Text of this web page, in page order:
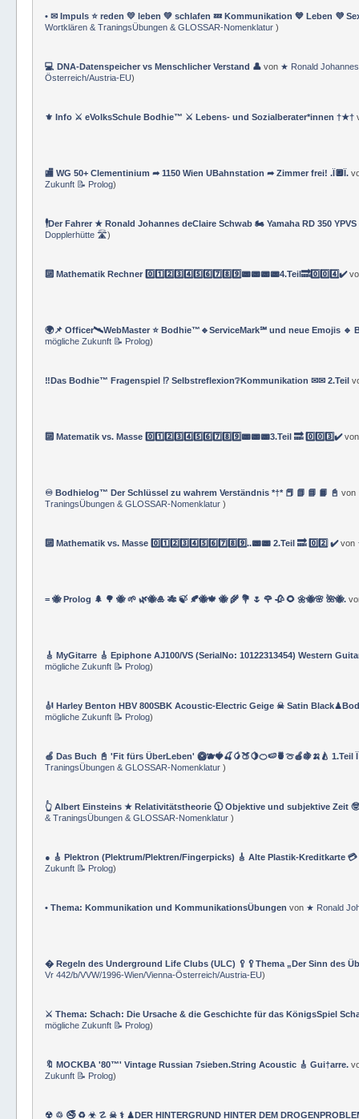
• ✉ Impuls ⭐️ reden 💛 leben 💚 schlafen 💤 Kommunikation 💙 Leben 💜
Wortklären & TraningsÜbungen & GLOSSAR-Nomenklatur)
💻 DNA-Datenspeicher vs Menschlicher Verstand 👤 von ★ Ronald
Österreich/Austria-EU)
⚜ Info ⚔ eVolksSchule Bodhie™ ⚔ Lebens- und Sozialberater*innen †★†
🏬 WG 50+ Clementinium ➦ 1150 Wien UBahnstation ➦ Zimmer frei! .Ï🔲Ï.
Zukunft 📝 Prolog)
🕴Der Fahrer ★ Ronald Johannes deClaire Schwab 🏍️ Yamaha RD 350
Dopplerhütte 🛣)
🔟 Mathematik Rechner 0️⃣1️⃣2️⃣3️⃣4️⃣5️⃣6️⃣7️⃣8️⃣9️⃣📟📟📟📟4.Teil🔜0️⃣0️⃣4️⃣✔️
🌍📌 Officer🛰WebMaster ⭐️ Bodhie™🔹ServiceMark℠ und neue Emojis 🔹
mögliche Zukunft 📝 Prolog)
‼️Das Bodhie™ Fragenspiel ⁉️ Selbstreflexion❔Kommunikation ✉✉ 2.Teil
🔟 Matematik vs. Masse 0️⃣1️⃣2️⃣3️⃣4️⃣5️⃣6️⃣7️⃣8️⃣9️⃣📟📟📟3.Teil 🔜 0️⃣0️⃣3️⃣✔️
♾️ Bodhielog™ Der Schlüssel zu wahrem Verständnis *†* 📕 📗 📘 📙 📓von
TraningsÜbungen & GLOSSAR-Nomenklatur)
🔟 Mathematik vs. Masse 0️⃣1️⃣2️⃣3️⃣4️⃣5️⃣6️⃣7️⃣8️⃣9️⃣..📟📟 2.Teil 🔜 0️⃣2️⃣ ✔️von
= 🐝 Prolog 🌲 🌳 🐝 🌱 🌿🐝🎍 🎋 🍃 🍂🐝🍁 🐝 🌾 💐 🌷 🌹 🥀 🌻 🌼🐝🌸 🌺🐝.
🎸 MyGitarre 🎸 Epiphone AJ100/VS (SerialNo: 10122313454) Western
mögliche Zukunft 📝 Prolog)
🎻 Harley Benton HBV 800SBK Acoustic-Electric Geige ☠ Satin
mögliche Zukunft 📝 Prolog)
🍏 Das Buch 📓 'Fit fürs ÜberLeben' 🥝🫐🍓🍒🥭🍑🍋🍊🍉🍍🍈🍎🍇🍌🍐 1.Teil
TraningsÜbungen & GLOSSAR-Nomenklatur)
👆 Albert Einsteins ★ Relativitätstheorie 🕦 Objektive und subjektive Zeit
& TraningsÜbungen & GLOSSAR-Nomenklatur)
● 🎸 Plektron (Plektrum/Plektren/Fingerpicks) 🎸 Alte Plastik-Kreditkarte
Zukunft 📝 Prolog)
• Thema: Kommunikation und KommunikationsÜbungen von ★ Ronald
� Regeln des Underground Life Clubs (ULC) 🥄🥄Thema „Der Sinn des
Vr 442/b/VVW/1996-Wien/Vienna-Österreich/Austria-EU)
⚔ Thema: Schach: Die Ursache & die Geschichte für das KönigsSpiel
mögliche Zukunft 📝 Prolog)
🔖 MOCKBA '80™' Vintage Russian 7sieben.String Acoustic 🎸 Gui†arre.
Zukunft 📝 Prolog)
☢ ♲ 🚭 ♻ ☣ ☡ ☠ ⚕ ♟DER HINTERGRUND HINTER DEM